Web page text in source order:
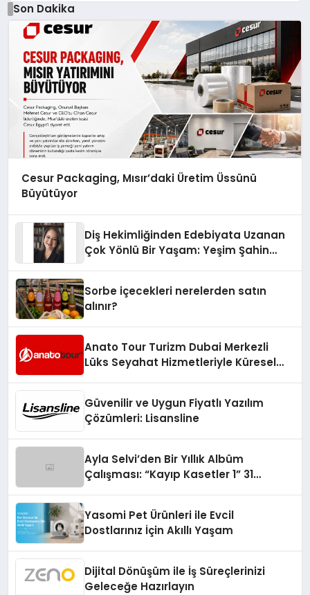
Son Dakika
Cesur Packaging, Mısır’daki Üretim Üssünü
Büyütüyor
Diş Hekimliğinden Edebiyata Uzanan
Çok Yönlü Bir Yaşam: Yeşim Şahin
Sorbe içecekleri nerelerden satın
alınır?
Anato Tour Turizm Dubai Merkezli
Lüks Seyahat Hizmetleriyle Küresel
Güvenilir ve Uygun Fiyatlı Yazılım
Çözümleri: Lisansline
Ayla Selvi’den Bir Yıllık Albüm
Çalışması: “Kayıp Kasetler 1” 31
Yasomi Pet Ürünleri ile Evcil
Dostlarınız İçin Akıllı Yaşam
Dijital Dönüşüm ile İş Süreçlerinizi
Geleceğe Hazırlayın